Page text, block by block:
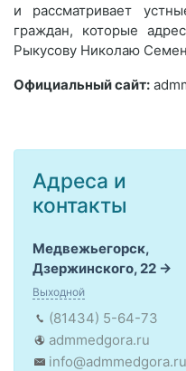
и рассматривает
граждан, которые
Рыкусову Николаю
Официальный сайт:
Адреса и
контакты
Медвежьегорск,
Дзержинского, 22
Выходной
(81434) 5-64-73
admmedgora.ru
info@admmedgora.ru